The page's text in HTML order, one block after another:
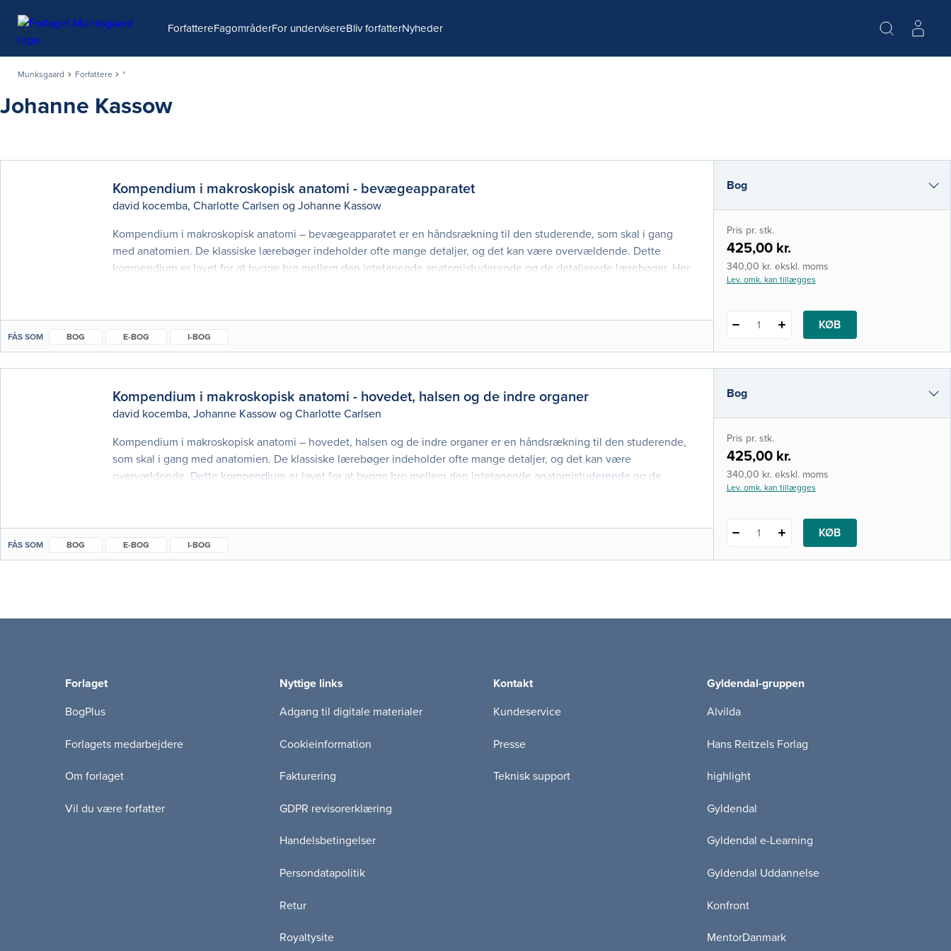
ForfattereFagområderFor undervisereBliv forfatterNyheder
Munksgaard Forfattere *
Johanne Kassow
Kompendium i makroskopisk anatomi - bevægeapparatet
david kocemba, Charlotte Carlsen og Johanne Kassow
Kompendium i makroskopisk anatomi – bevægeapparatet er en håndsrækning til den studerende, som skal i gang
med anatomien. De klassiske lærebøger indeholder ofte mange detaljer, og det kan være overvældende. Dette
kompendium er lavet for at bygge bro mellem den intetanende anatomistuderende og de detaljerede lærebøger. Her
FÅS SOM BOG E-BOG I-BOG
Bog
e-bog
i-bog
Pris pr. stk.
425,00 kr.
340,00 kr. ekskl. moms
Lev. omk. kan tillægges
1 KØB
Kompendium i makroskopisk anatomi - hovedet, halsen og de indre organer
david kocemba, Johanne Kassow og Charlotte Carlsen
Kompendium i makroskopisk anatomi – hovedet, halsen og de indre organer er en håndsrækning til den studerende,
som skal i gang med anatomien. De klassiske lærebøger indeholder ofte mange detaljer, og det kan være
overvældende. Dette kompendium er lavet for at bygge bro mellem den intetanende anatomistuderende og de
FÅS SOM BOG E-BOG I-BOG
Bog
e-bog
i-bog
Pris pr. stk.
425,00 kr.
340,00 kr. ekskl. moms
Lev. omk. kan tillægges
1 KØB
Forlaget
BogPlus
Forlagets medarbejdere
Om forlaget
Vil du være forfatter
Nyttige links
Adgang til digitale materialer
Cookieinformation
Fakturering
GDPR revisorerklæring
Handelsbetingelser
Persondatapolitik
Retur
Royaltysite
Kontakt
Kundeservice
Presse
Teknisk support
Gyldendal-gruppen
Alvilda
Hans Reitzels Forlag
highlight
Gyldendal
Gyldendal e-Learning
Gyldendal Uddannelse
Konfront
MentorDanmark